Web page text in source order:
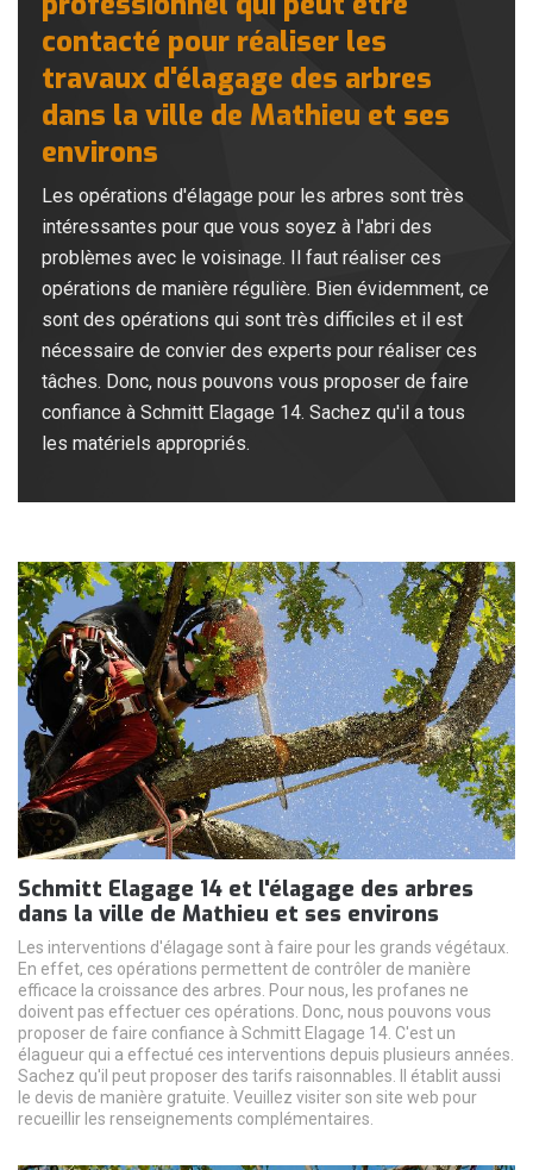
contacté pour réaliser les
travaux d'élagage des arbres
dans la ville de Mathieu et ses
environs
Les opérations d'élagage pour les arbres sont très
intéressantes pour que vous soyez à l'abri des
problèmes avec le voisinage. Il faut réaliser ces
opérations de manière régulière. Bien évidemment, ce
sont des opérations qui sont très difficiles et il est
nécessaire de convier des experts pour réaliser ces
tâches. Donc, nous pouvons vous proposer de faire
confiance à Schmitt Elagage 14. Sachez qu'il a tous
les matériels appropriés.
Schmitt Elagage 14 et l'élagage des arbres
dans la ville de Mathieu et ses environs
Les interventions d'élagage sont à faire pour les grands végétaux.
En effet, ces opérations permettent de contrôler de manière
efficace la croissance des arbres. Pour nous, les profanes ne
doivent pas effectuer ces opérations. Donc, nous pouvons vous
proposer de faire confiance à Schmitt Elagage 14. C'est un
élagueur qui a effectué ces interventions depuis plusieurs années.
Sachez qu'il peut proposer des tarifs raisonnables. Il établit aussi
le devis de manière gratuite. Veuillez visiter son site web pour
recueillir les renseignements complémentaires.